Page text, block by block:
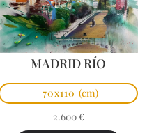
MADRID RÍO
70x110 (cm)
2.600 €